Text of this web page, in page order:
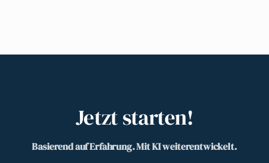
Jetzt starten!
Basierend auf Erfahrung. Mit KI weiterentwickelt.